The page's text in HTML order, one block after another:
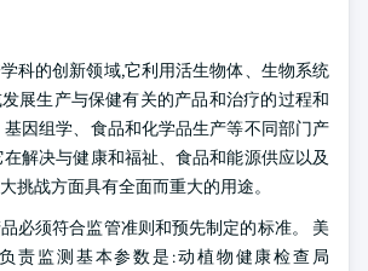
科的创新领域,它利用活生物体、生物系统
展生产与保健有关的产品和治疗的过程和
因组学、食品和化学品生产等不同部门产
解决与健康和福祉、食品和能源供应以及
挑战方面具有全面而重大的用途。
必须符合监管准则和预先制定的标准。 美
责监测基本参数是:动植物健康检查局